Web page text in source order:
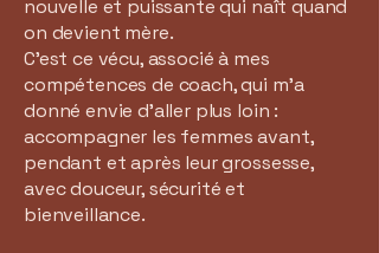
nouvelle et puissante qui naît quand
on devient mère.
C’est ce vécu, associé à mes
compétences de coach, qui m’a
donné envie d’aller plus loin :
accompagner les femmes avant,
pendant et après leur grossesse,
avec douceur, sécurité et
bienveillance.